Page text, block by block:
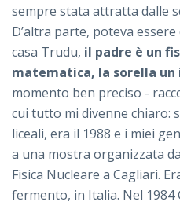
sempre stata attratta dalle
D’altra parte, poteva
casa Trudu, il padre è un
matematica, la sorella un
momento ben preciso -
cui tutto mi divenne chiaro:
liceali, era il 1988 e i miei
a una mostra organizzata
Fisica Nucleare a Cagliari.
fermento, in Italia. Nel 1984